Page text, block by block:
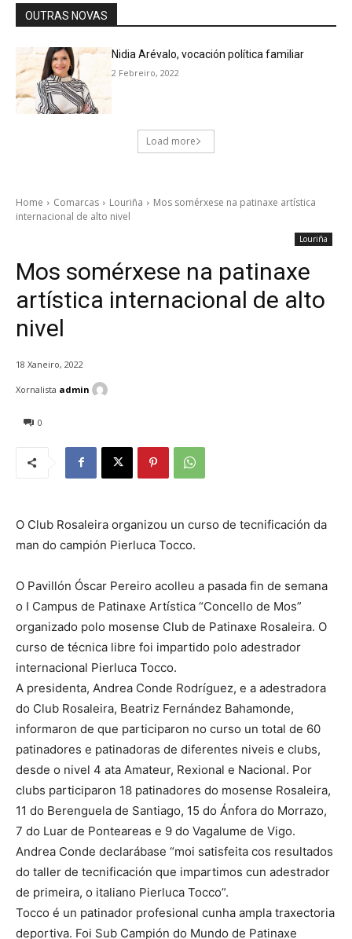
OUTRAS NOVAS
Nidia Arévalo, vocación política familiar
2 Febreiro, 2022
Load more